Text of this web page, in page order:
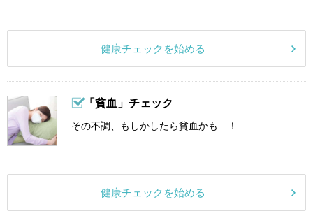
健康チェックを始める
「貧血」チェック
その不調、もしかしたら貧血かも…！
健康チェックを始める